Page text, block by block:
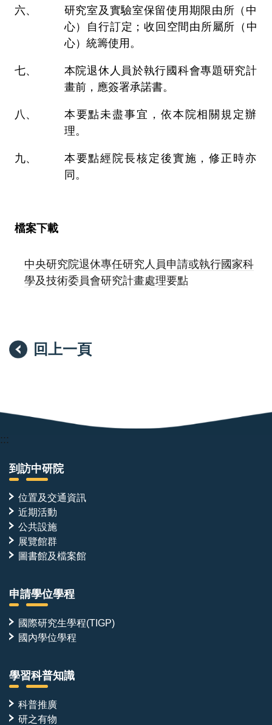
研究室及實驗室保留使用期限由所（中
心）自行訂定；收回空間由所屬所（中
心）統籌使用。
本院退休人員於執行國科會專題研究計
畫前，應簽署承諾書。
本要點未盡事宜，依本院相關規定辦
理。
本要點經院長核定後實施，修正時亦
同。
檔案下載
中央研究院退休專任研究人員申請或執行國家科
學及技術委員會研究計畫處理要點
回上一頁
:::
到訪中研院
位置及交通資訊
近期活動
公共設施
展覽館群
圖書館及檔案館
申請學位學程
國際研究生學程(TIGP)
國內學位學程
學習科普知識
科普推廣
研之有物